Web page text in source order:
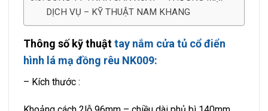
DỊCH VỤ – KỸ THUẬT NAM KHANG
Thông số kỹ thuậttay nắm cửa tủ cổ điển
hình lá mạ đồng rêu NK009:
– Kích thước :